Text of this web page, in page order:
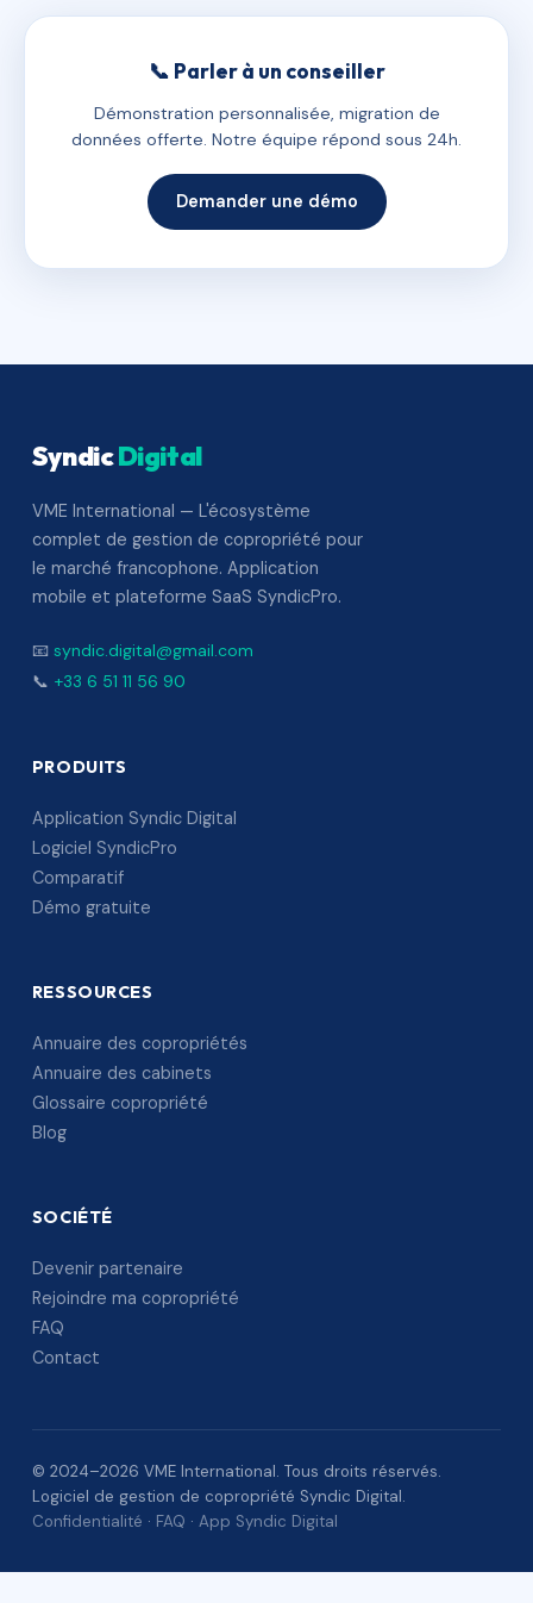
📞 Parler à un conseiller
Démonstration personnalisée, migration de
données offerte. Notre équipe répond sous 24h.
Demander une démo
SyndicDigital
VME International — L'écosystème
complet de gestion de copropriété pour
le marché francophone. Application
mobile et plateforme SaaS SyndicPro.
📧 syndic.digital@gmail.com
📞 +33 6 51 11 56 90
PRODUITS
Application Syndic Digital
Logiciel SyndicPro
Comparatif
Démo gratuite
RESSOURCES
Annuaire des copropriétés
Annuaire des cabinets
Glossaire copropriété
Blog
SOCIÉTÉ
Devenir partenaire
Rejoindre ma copropriété
FAQ
Contact
© 2024–2026 VME International. Tous droits réservés.
Logiciel de gestion de copropriété Syndic Digital.
Confidentialité · FAQ · App Syndic Digital